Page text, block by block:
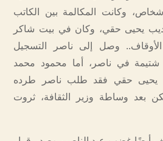
وكانت المكالمة بين الكاتب
يحيى حقي، وكان في بيت شاكر
الأوقاف.. وصل إلى ناصر التسجيل
في ناصر، أما محمود محمد
يحيى حقي فقد طلب ناصر طرده
بعد وساطة وزير الثقافة، ثروت